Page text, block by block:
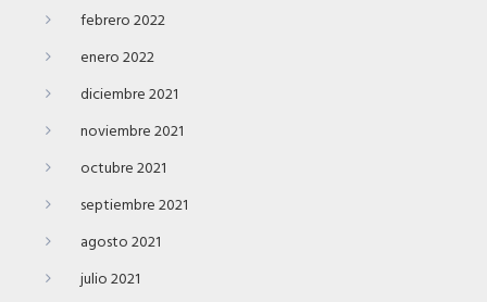
febrero 2022
enero 2022
diciembre 2021
noviembre 2021
octubre 2021
septiembre 2021
agosto 2021
julio 2021